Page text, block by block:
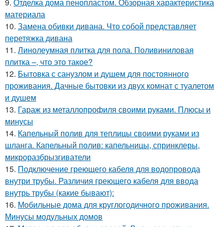
материала
10. Замена обивки дивана. Что собой представляет
перетяжка дивана
11. Линолеумная плитка для пола. Поливиниловая
плитка –, что это такое?
12. Бытовка с санузлом и душем для постоянного
проживания. Дачные бытовки из двух комнат с туалетом
и душем
13. Гараж из металлопрофиля своими руками. Плюсы и
минусы
14. Капельный полив для теплицы своими руками из
шланга. Капельный полив: капельницы, спринклеры,
микроразбрызгиватели
15. Подключение греющего кабеля для водопровода
внутри трубы. Различия греющего кабеля для ввода
внутрь трубы (какие бывают):
16. Мобильные дома для круглогодичного проживания.
Минусы модульных домов